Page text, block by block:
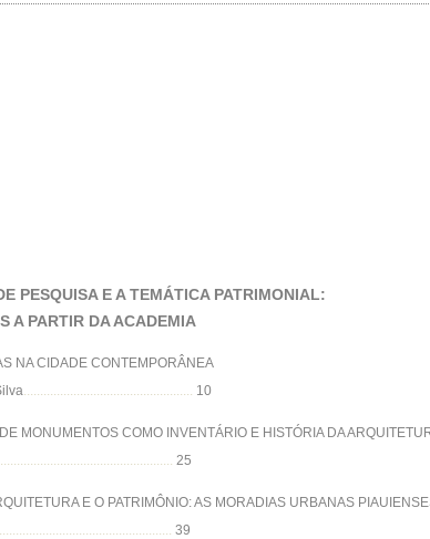
PESQUISA E A TEMÁTICA PATRIMONIAL:
A PARTIR DA ACADEMIA
NA CIDADE CONTEMPORÂNEA
................................................... 10
MONUMENTOS COMO INVENTÁRIO E HISTÓRIA DA
25
E O PATRIMÔNIO: AS MORADIAS URBANAS
39